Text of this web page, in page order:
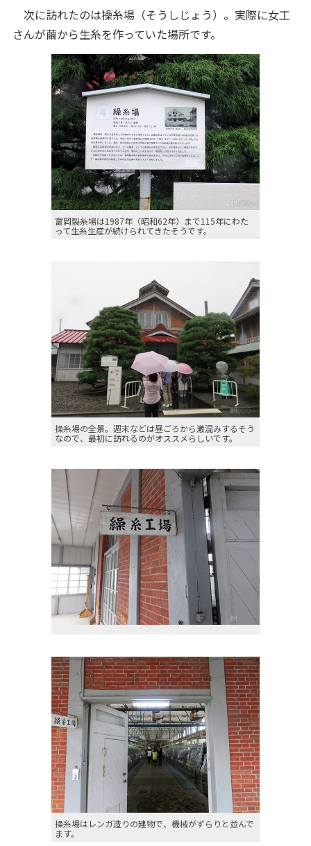
次に訪れたのは操糸場（そうしじょう）。実際に女工
さんが繭から生糸を作っていた場所です。
富岡製糸場は1987年（昭和62年）まで115年にわた
って生糸生産が続けられてきたそうです。
操糸場の全景。週末などは昼ごろから激混みするそう
なので、最初に訪れるのがオススメらしいです。
操糸場はレンガ造りの建物で、機械がずらりと並んで
ます。